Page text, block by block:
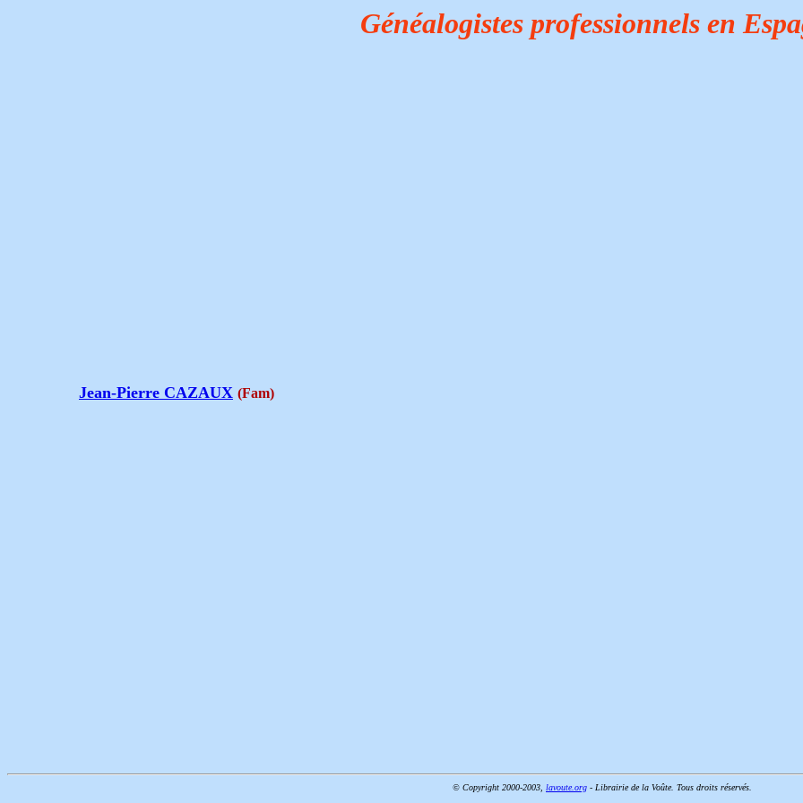
Généalogistes professionnels en
Jean-Pierre CAZAUX (Fam)
© Copyright 2000-2003, lavoute.org - Librairie de la Voûte. Tous droits réservés.